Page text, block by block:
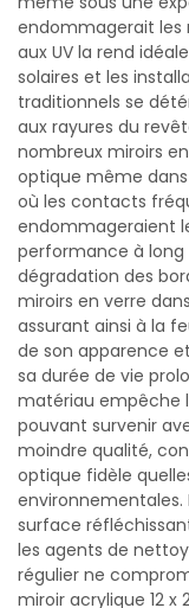
endommagerait les
aux UV la rend
solaires et les
traditionnels se
aux rayures du
nombreux miroirs
optique même
où les contacts
endommageraient
performance à
dégradation des
miroirs en verre
assurant ainsi à la
de son apparence
sa durée de vie
matériau empêche
pouvant survenir
moindre qualité,
optique fidèle
surface
les agents de
régulier ne
miroir acrylique 12